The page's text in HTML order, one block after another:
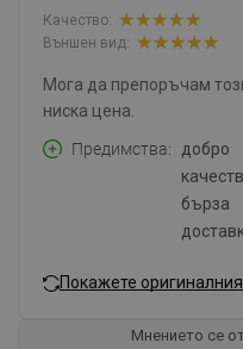
Качество:
Външен вид:
Мога да препоръчам
ниска цена.
Предимства
добро
бърза
Покажете
Мнението се